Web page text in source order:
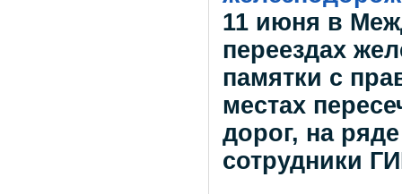
11 июня в
переездах
памятки с
местах
дорог, на
сотрудники